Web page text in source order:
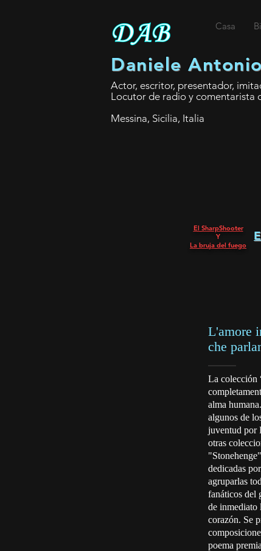
Casa
Daniele
Actor, escritor, presentador,
Locutor de radio y comentarista
Messina, Sicilia, Italia
El SharpShooter
Y
La bruja del fuego
L'amore
che
La colección
alma
algunos de
juventud por
otras
dedicadas
agruparlas
fanáticos del
de inmediato
corazón. Se
poema